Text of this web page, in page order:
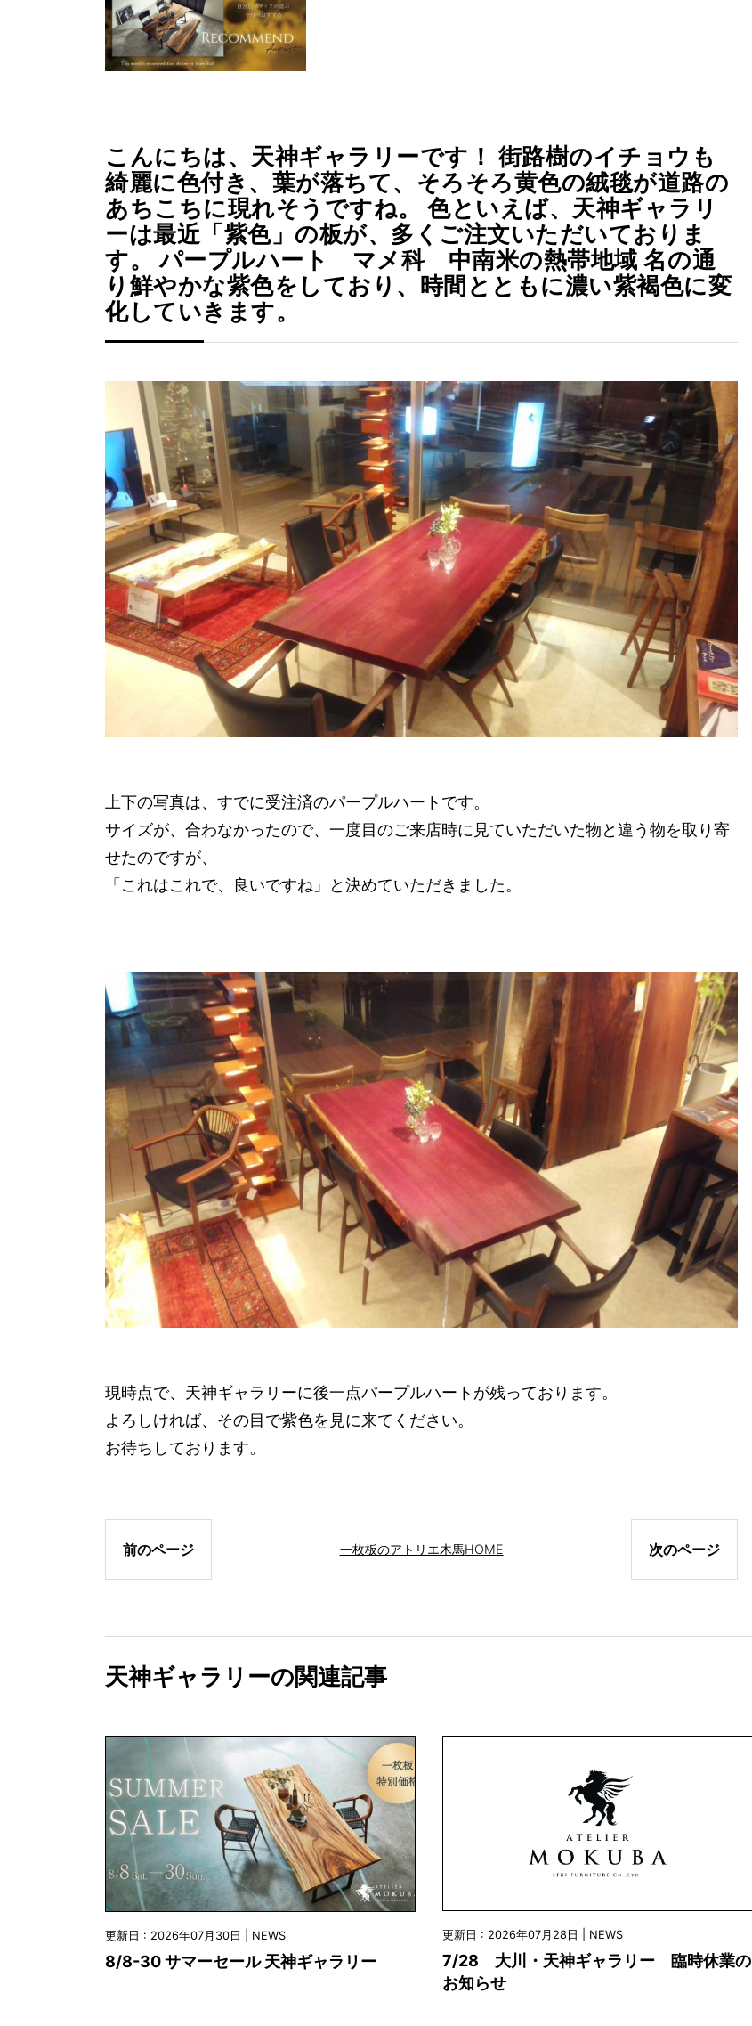
こんにちは、天神ギャラリーです！ 街路樹のイチョウも
綺麗に色付き、葉が落ちて、そろそろ黄色の絨毯が道路の
あちこちに現れそうですね。 色といえば、天神ギャラリ
ーは最近「紫色」の板が、多くご注文いただいておりま
す。 パープルハート マメ科 中南米の熱帯地域 名の通
り鮮やかな紫色をしており、時間とともに濃い紫褐色に変
化していきます。
上下の写真は、すでに受注済のパープルハートです。
サイズが、合わなかったので、一度目のご来店時に見ていただいた物と違う物を取り寄
せたのですが、
「これはこれで、良いですね」と決めていただきました。
現時点で、天神ギャラリーに後一点パープルハートが残っております。
よろしければ、その目で紫色を見に来てください。
お待ちしております。
一枚板のアトリエ木馬HOME
前のページ 次のページ
天神ギャラリーの関連記事
更新日 : 2026年07月30日 | NEWS
8/8-30 サマーセール 天神ギャラリー
更新日 : 2026年07月28日 | NEWS
7/28 大川・天神ギャラリー 臨時休業の
お知らせ